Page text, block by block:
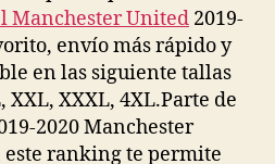
Manchester United 2019-
envío más rápido y
en las siguiente tallas
XXL, XXXL, 4XL.Parte de
2020 Manchester
este ranking te permite